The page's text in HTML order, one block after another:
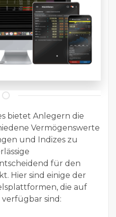
bietet Anlegern die
Vermögenswerte
und Indizes zu
für den
Hier sind einige der
die auf
sind: